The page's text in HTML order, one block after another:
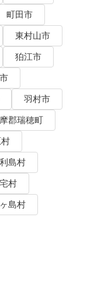
町田市
東村山市
狛江市
羽村市
郡瑞穂町
利島村
村
島村